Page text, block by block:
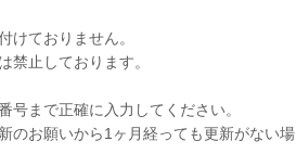
けておりません。
禁止しております。
まで正確に入力してください。
のお願いから1ヶ月経っても更新がない場